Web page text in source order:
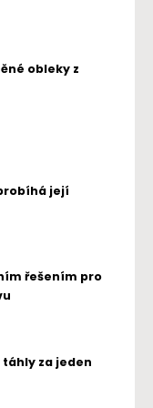
obleky z
její
řešením pro
táhly za jeden